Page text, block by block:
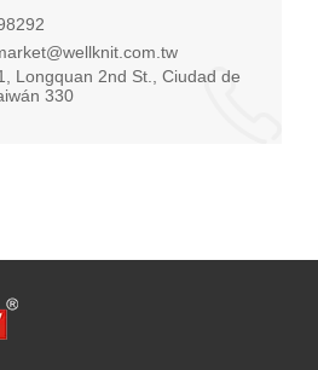
Longquan 2nd St., Ciudad de
330